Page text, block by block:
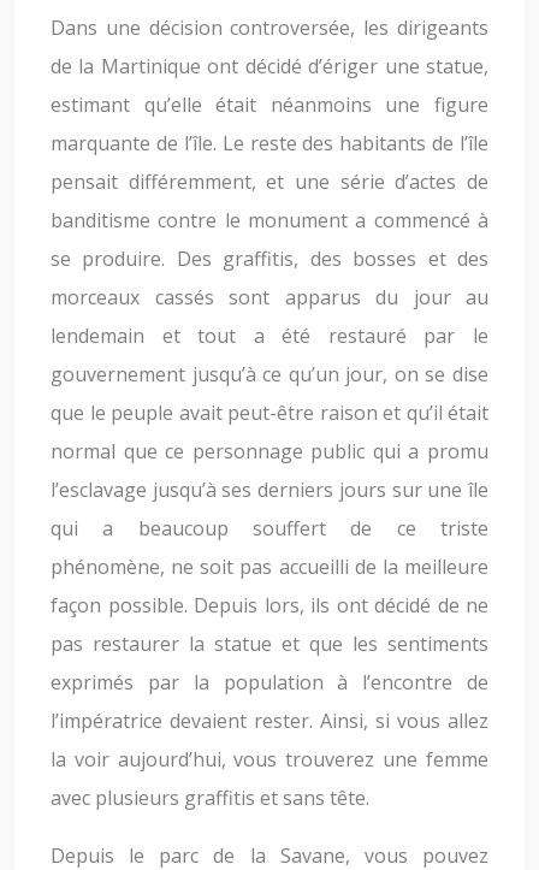
Dans une décision controversée, les dirigeants
de la Martinique ont décidé d’ériger une statue,
estimant qu’elle était néanmoins une figure
marquante de l’île. Le reste des habitants de l’île
pensait différemment, et une série d’actes de
banditisme contre le monument a commencé à
se produire. Des graffitis, des bosses et des
morceaux cassés sont apparus du jour au
lendemain et tout a été restauré par le
gouvernement jusqu’à ce qu’un jour, on se dise
que le peuple avait peut-être raison et qu’il était
normal que ce personnage public qui a promu
l’esclavage jusqu’à ses derniers jours sur une île
qui a beaucoup souffert de ce triste
phénomène, ne soit pas accueilli de la meilleure
façon possible. Depuis lors, ils ont décidé de ne
pas restaurer la statue et que les sentiments
exprimés par la population à l’encontre de
l’impératrice devaient rester. Ainsi, si vous allez
la voir aujourd’hui, vous trouverez une femme
avec plusieurs graffitis et sans tête.
Depuis le parc de la Savane, vous pouvez